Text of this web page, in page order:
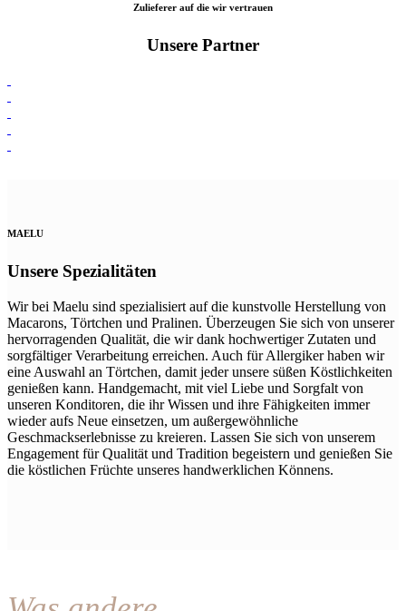
Zulieferer auf die wir vertrauen
Unsere Partner
MAELU
Unsere Spezialitäten
Wir bei Maelu sind spezialisiert auf die kunstvolle Herstellung von
Macarons, Törtchen und Pralinen. Überzeugen Sie sich von unserer
hervorragenden Qualität, die wir dank hochwertiger Zutaten und
sorgfältiger Verarbeitung erreichen. Auch für Allergiker haben wir
eine Auswahl an Törtchen, damit jeder unsere süßen Köstlichkeiten
genießen kann. Handgemacht, mit viel Liebe und Sorgfalt von
unseren Konditoren, die ihr Wissen und ihre Fähigkeiten immer
wieder aufs Neue einsetzen, um außergewöhnliche
Geschmackserlebnisse zu kreieren. Lassen Sie sich von unserem
Engagement für Qualität und Tradition begeistern und genießen Sie
die köstlichen Früchte unseres handwerklichen Könnens.